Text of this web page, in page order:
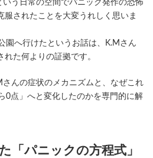
う日常の空間でパニック発作の恐怖
服されたことを大変うれしく思いま
園へ行けたというお話は、K.Mさん
た何よりの証拠です。
んの症状のメカニズムと、なぜこれ
0点」へと変化したのかを専門的に解
「パニックの方程式」